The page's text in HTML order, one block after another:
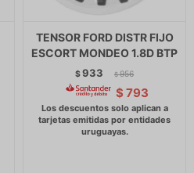
TENSOR FORD DISTR FIJO
ESCORT MONDEO 1.8D BTP
$933 $ 956
$ 793